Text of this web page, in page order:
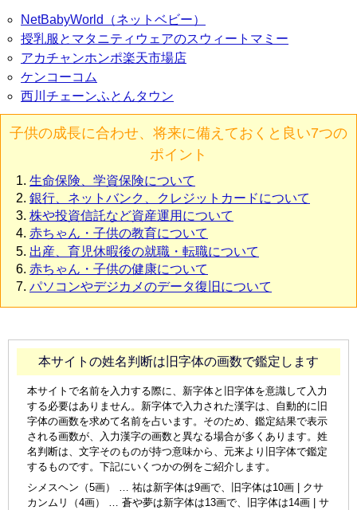
NetBabyWorld（ネットベビー）
授乳服とマタニティウェアのスウィートマミー
アカチャンホンポ楽天市場店
ケンコーコム
西川チェーンふとんタウン
子供の成長に合わせ、将来に備えておくと良い7つの
ポイント
生命保険、学資保険について
銀行、ネットバンク、クレジットカードについて
株や投資信託など資産運用について
赤ちゃん・子供の教育について
出産、育児休暇後の就職・転職について
赤ちゃん・子供の健康について
パソコンやデジカメのデータ復旧について
本サイトの姓名判断は旧字体の画数で鑑定します
本サイトで名前を入力する際に、新字体と旧字体を意識して入力
する必要はありません。新字体で入力された漢字は、自動的に旧
字体の画数を求めて名前を占います。そのため、鑑定結果で表示
される画数が、入力漢字の画数と異なる場合が多くあります。姓
名判断は、文字そのものが持つ意味から、元来より旧字体で鑑定
するものです。下記にいくつかの例をご紹介します。
シメスヘン（5画） … 祐は新字体は9画で、旧字体は10画 | クサ
カンムリ（4画） … 蒼や夢は新字体は13画で、旧字体は14画 | サ